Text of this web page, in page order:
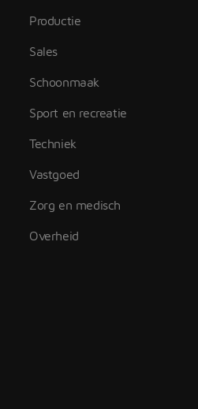
Productie
Sales
Schoonmaak
Sport en recreatie
Techniek
Vastgoed
Zorg en medisch
Overheid